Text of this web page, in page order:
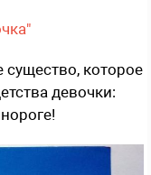
которое
девочки: